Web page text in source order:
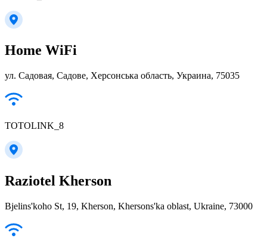
Home WiFi
ул. Садовая, Садове, Херсонська область, Украина, 75035
TOTOLINK_8
Raziotel Kherson
Bjelins'koho St, 19, Kherson, Khersons'ka oblast, Ukraine, 73000